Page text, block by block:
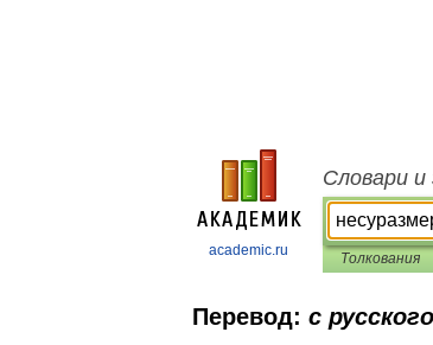
academic.ru
Словари и
Толкования
Перевод: с